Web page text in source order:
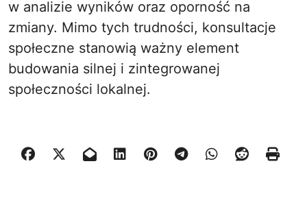
w analizie wyników oraz oporność na
zmiany. Mimo tych trudności, konsultacje
społeczne stanowią ważny element
budowania silnej i zintegrowanej
społeczności lokalnej.